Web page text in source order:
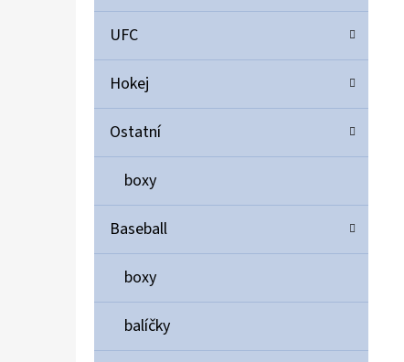
UFC
Hokej
Ostatní
boxy
Baseball
boxy
balíčky